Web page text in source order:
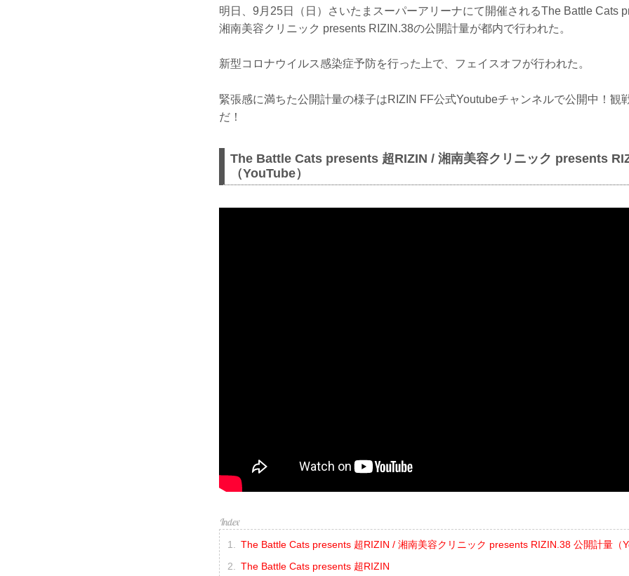
明日、9月25日（日）さいたまスーパーアリーナにて開催されるThe Battle Cats
湘南美容クリニック presents RIZIN.38の公開計量が都内で行われた。
新型コロナウイルス感染症予防を行った上で、フェイスオフが行われた。
緊張感に満ちた公開計量の様子はRIZIN FF公式Youtubeチャンネルで公開中！観
だ！
The Battle Cats presents 超RIZIN / 湘南美容クリニック presents
（YouTube）
The Battle Cats presents 超RIZIN / 湘南美容クリニック presents RIZIN.38 公開計量（
The Battle Cats presents 超RIZIN